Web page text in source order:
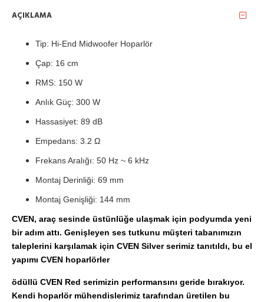
AÇIKLAMA
Tip: Hi-End Midwoofer Hoparlör
Çap: 16 cm
RMS: 150 W
Anlık Güç: 300 W
Hassasiyet: 89 dB
Empedans: 3.2 Ω
Frekans Aralığı: 50 Hz ~ 6 kHz
Montaj Derinliği: 69 mm
Montaj Genişliği: 144 mm
CVEN, araç sesinde üstünlüğe ulaşmak için podyumda yeni
bir adım attı. Genişleyen ses tutkunu müşteri tabanımızın
taleplerini karşılamak için CVEN Silver serimiz tanıtıldı, bu el
yapımı CVEN hoparlörler
ödüllü CVEN Red serimizin performansını geride bırakıyor.
Kendi hoparlör mühendislerimiz tarafından üretilen bu